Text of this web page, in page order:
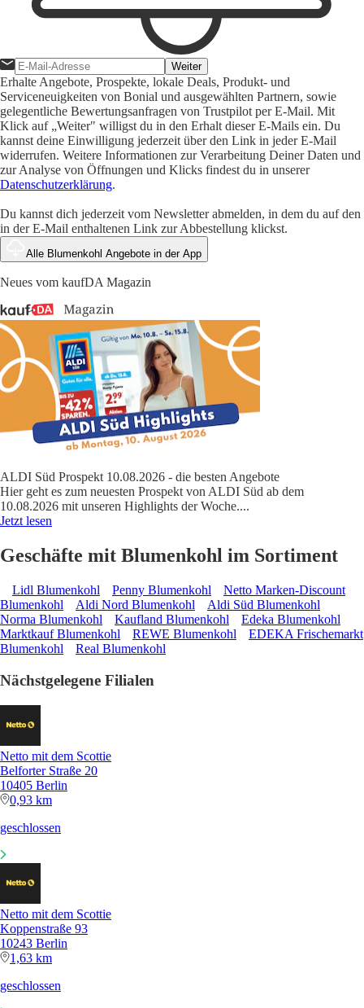
Weiter
Erhalte Angebote, Prospekte, lokale Deals, Produkt- und
Serviceneuigkeiten von Bonial und ausgewählten Partnern, sowie
gelegentliche Bewertungsanfragen von Trustpilot per E-Mail. Mit
Klick auf „Weiter" willigst du in den Erhalt dieser E-Mails ein. Du
kannst deine Einwilligung jederzeit über den Link in jeder E-Mail
widerrufen. Weitere Informationen zur Verarbeitung Deiner Daten und
zur Analyse von Öffnungen und Klicks findest du in unserer
Datenschutzerklärung.
Du kannst dich jederzeit vom Newsletter abmelden, in dem du auf den
in der E-Mail enthaltenen Link zur Abbestellung klickst.
Alle Blumenkohl Angebote in der App
Neues vom kaufDA Magazin
ALDI Süd Prospekt 10.08.2026 - die besten Angebote
Hier geht es zum neuesten Prospekt von ALDI Süd ab dem
10.08.2026 mit unseren Highlights der Woche....
Jetzt lesen
Geschäfte mit Blumenkohl im Sortiment
Lidl Blumenkohl Penny Blumenkohl
Netto Marken-Discount
Blumenkohl
Aldi Nord Blumenkohl
Aldi Süd Blumenkohl
Norma Blumenkohl
Kaufland Blumenkohl
Edeka Blumenkohl
Marktkauf Blumenkohl
REWE Blumenkohl
EDEKA Frischemarkt
Blumenkohl
Real Blumenkohl
Nächstgelegene Filialen
Netto mit dem Scottie
Belforter Straße 20
10405 Berlin
0,93 km
geschlossen
Netto mit dem Scottie
Koppenstraße 93
10243 Berlin
1,63 km
geschlossen